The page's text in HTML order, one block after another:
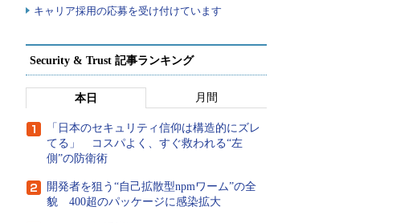
キャリア採用の応募を受け付けています
Security & Trust 記事ランキング
本日 月間
「日本のセキュリティ信仰は構造的にズレ
てる」 コスパよく、すぐ救われる“左
側”の防衛術
開発者を狙う“自己拡散型npmワーム”の全
貌 400超のパッケージに感染拡大